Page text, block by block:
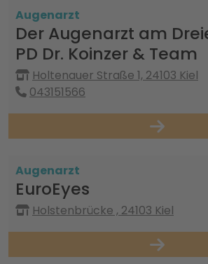
Augenarzt
Der Augenarzt am
PD Dr. Koinzer & Team
Holtenauer Straße 1, 24103 Kiel
043151566
Augenarzt
EuroEyes
Holstenbrücke , 24103 Kiel